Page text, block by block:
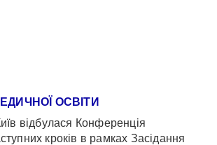
ОСВІТИ
відбулася Конференція
кроків в рамках Засідання